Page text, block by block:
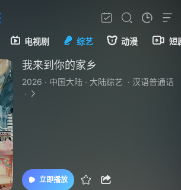
电视剧 综艺 动漫 短
我来到你的家乡
2026 · 中国大陆 · 大陆综艺 · 汉语普通话
·
立即播放